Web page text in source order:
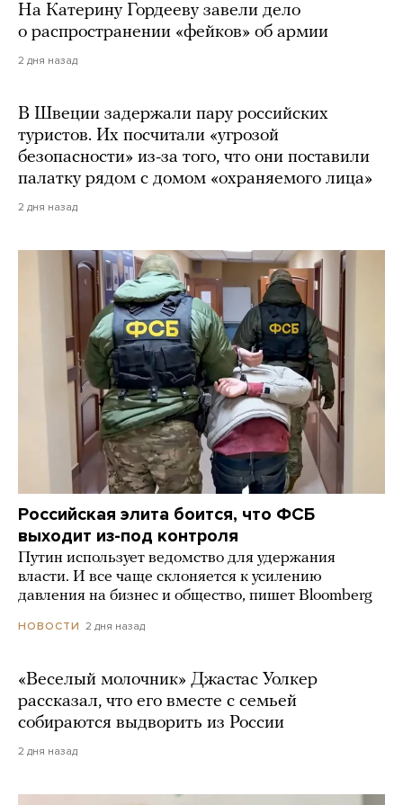
На Катерину Гордееву завели дело
о распространении «фейков» об армии
2 дня назад
В Швеции задержали пару российских
туристов. Их посчитали «угрозой
безопасности» из-за того, что они поставили
палатку рядом с домом «охраняемого лица»
2 дня назад
Российская элита боится, что ФСБ
выходит из-под контроля
Путин использует ведомство для удержания
власти. И все чаще склоняется к усилению
давления на бизнес и общество, пишет Bloomberg
НОВОСТИ 2 дня назад
«Веселый молочник» Джастас Уолкер
рассказал, что его вместе с семьей
собираются выдворить из России
2 дня назад